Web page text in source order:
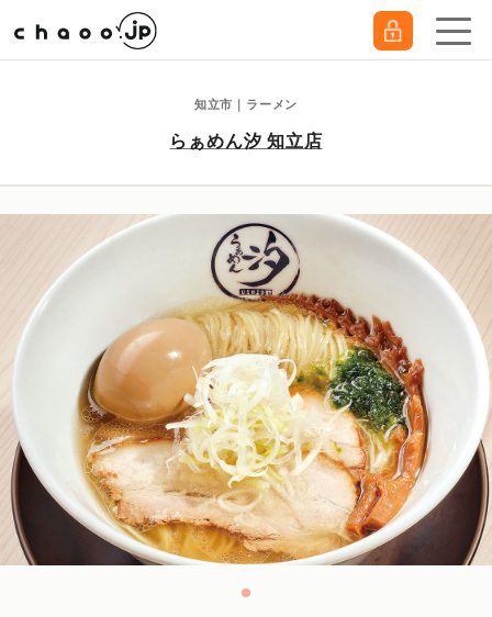
知立市｜ラーメン
らぁめん汐 知立店